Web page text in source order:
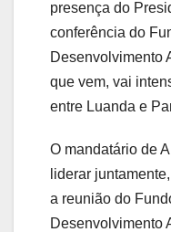
presença do
conferência do
Desenvolvimento
que vem, vai
entre Luanda e
O mandatário de
liderar
a reunião do
Desenvolvimento